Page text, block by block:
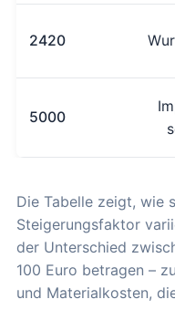
2420
5000
Die Tabelle zeigt, wie
Steigerungsfaktor
der Unterschied
100 Euro betragen –
und Materialkosten,